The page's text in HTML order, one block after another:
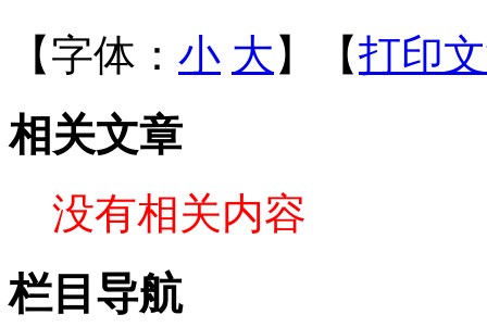
【字体： 小 大 】【打印
相关文章
没有相关内容
栏目导航